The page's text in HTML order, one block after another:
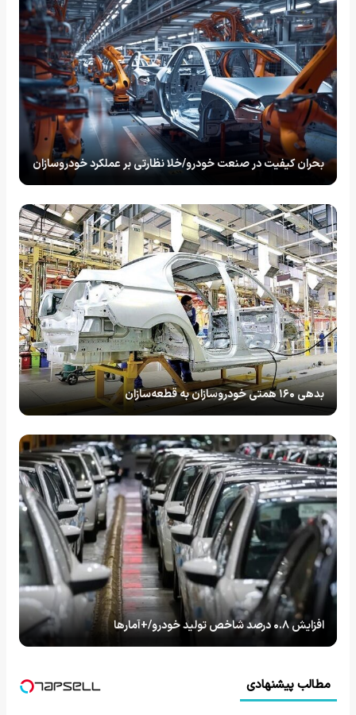
بحران کیفیت در صنعت خودرو/خلا نظارتی بر عملکرد خودروسازان
بدهی ۱۶۰ همتی خودروسازان به قطعه‌سازان
افزایش ۰.۸ درصد شاخص تولید خودرو/+آمارها
مطالب پیشنهادی